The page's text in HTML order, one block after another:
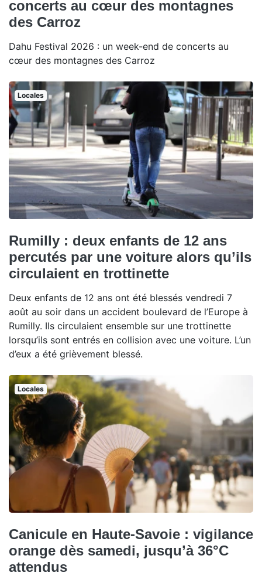
concerts au cœur des montagnes
des Carroz
Dahu Festival 2026 : un week-end de concerts au
cœur des montagnes des Carroz
Locales
Rumilly : deux enfants de 12 ans
percutés par une voiture alors qu’ils
circulaient en trottinette
Deux enfants de 12 ans ont été blessés vendredi 7
août au soir dans un accident boulevard de l’Europe à
Rumilly. Ils circulaient ensemble sur une trottinette
lorsqu’ils sont entrés en collision avec une voiture. L’un
d’eux a été grièvement blessé.
Locales
Canicule en Haute-Savoie : vigilance
orange dès samedi, jusqu’à 36°C
attendus